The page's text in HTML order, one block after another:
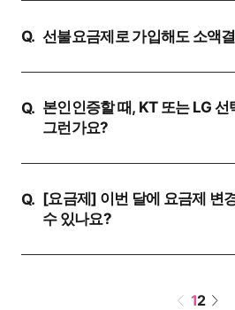
Q. 선불요금제로 가입해도 소액
Q. 본인인증할 때, KT 또는 LG 선
그런가요?
Q. [요금제] 이번 달에 요금제 변
수 있나요?
12